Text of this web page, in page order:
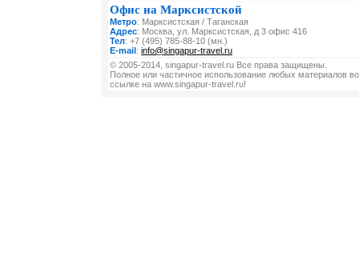
Офис на Марксистской
Метро: Марксистская / Таганская
Адрес: Москва, ул. Марксистская, д 3 офис 416
Тел: +7 (495) 785-88-10 (мн.)
E-mail: info@singapur-travel.ru
© 2005-2014, singapur-travel.ru Все права защищены.
Полное или частичное использование любых материалов
ссылке на www.singapur-travel.ru!